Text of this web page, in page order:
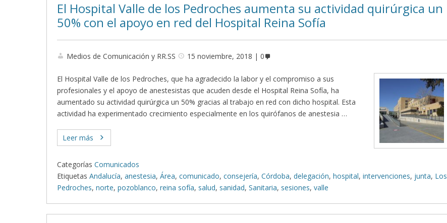
El Hospital Valle de los Pedroches aumenta su actividad quirúrgica un
50% con el apoyo en red del Hospital Reina Sofía
Medios de Comunicación y RR.SS 15 noviembre, 2018 0
El Hospital Valle de los Pedroches, que ha agradecido la labor y el compromiso a sus
profesionales y el apoyo de anestesistas que acuden desde el Hospital Reina Sofía, ha
aumentado su actividad quirúrgica un 50% gracias al trabajo en red con dicho hospital. Esta
actividad ha experimentado crecimiento especialmente en los quirófanos de anestesia …
Leer más
Categorías Comunicados
Etiquetas Andalucía, anestesia, Área, comunicado, consejería, Córdoba, delegación, hospital, intervenciones, junta, Los
Pedroches, norte, pozoblanco, reina sofía, salud, sanidad, Sanitaria, sesiones, valle